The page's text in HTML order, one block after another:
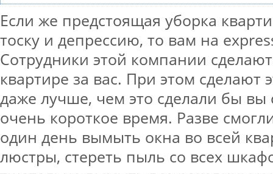
Если же предстоящая уборка
тоску и депрессию, то вам на
Сотрудники этой компании
квартире за вас. При этом сделают
даже лучше, чем это сделали бы
очень короткое время. Разве
один день вымыть окна во всей
люстры, стереть пыль со всех